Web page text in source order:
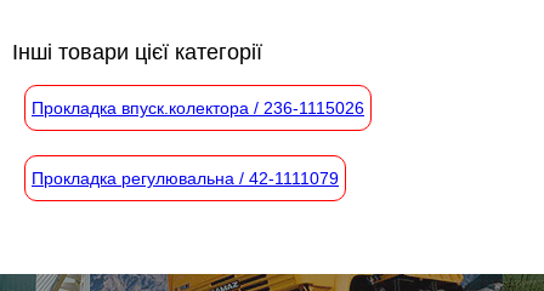
Інші товари цієї категорії
Прокладка впуск.колектора / 236-1115026
Прокладка регулювальна / 42-1111079